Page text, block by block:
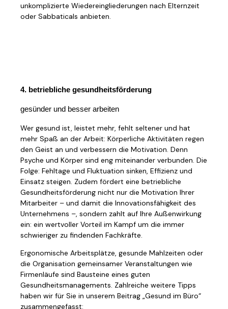
unkomplizierte Wiedereingliederungen nach Elternzeit
oder Sabbaticals anbieten.
4. betriebliche gesundheitsförderung
gesünder und besser arbeiten
Wer gesund ist, leistet mehr, fehlt seltener und hat
mehr Spaß an der Arbeit: Körperliche Aktivitäten regen
den Geist an und verbessern die Motivation. Denn
Psyche und Körper sind eng miteinander verbunden. Die
Folge: Fehltage und Fluktuation sinken, Effizienz und
Einsatz steigen. Zudem fördert eine betriebliche
Gesundheitsförderung nicht nur die Motivation Ihrer
Mitarbeiter – und damit die Innovationsfähigkeit des
Unternehmens –, sondern zahlt auf Ihre Außenwirkung
ein: ein wertvoller Vorteil im Kampf um die immer
schwieriger zu findenden Fachkräfte.
Ergonomische Arbeitsplätze, gesunde Mahlzeiten oder
die Organisation gemeinsamer Veranstaltungen wie
Firmenläufe sind Bausteine eines guten
Gesundheitsmanagements. Zahlreiche weitere Tipps
haben wir für Sie in unserem Beitrag „Gesund im Büro“
zusammengefasst: